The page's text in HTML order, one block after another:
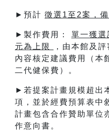
►預計 徵選1至2案，
►製作費用： 單一獲
元為上限
，由本館及
內容核定建議費用（本
二代健保費）。
►若提案計畫規模超出
項，並於經費預算表中
計畫包含合作贊助單位
作意向書。